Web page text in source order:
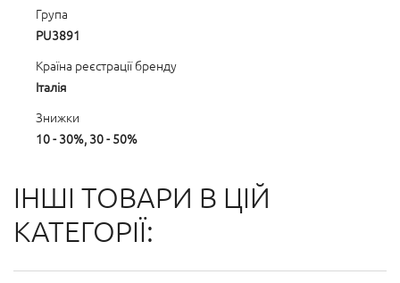
Група
PU3891
Країна реєстрації бренду
Італія
Знижки
10 - 30%, 30 - 50%
ІНШІ ТОВАРИ В ЦІЙ
КАТЕГОРІЇ: